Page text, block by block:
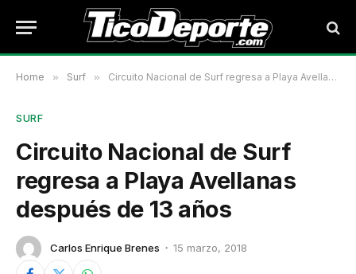
Home » Surf » Circuito Nacional de Surf regresa a Playa Avellanas después de 13 años
SURF
Circuito Nacional de Surf
regresa a Playa Avellanas
después de 13 años
Carlos Enrique Brenes 15 marzo, 2018